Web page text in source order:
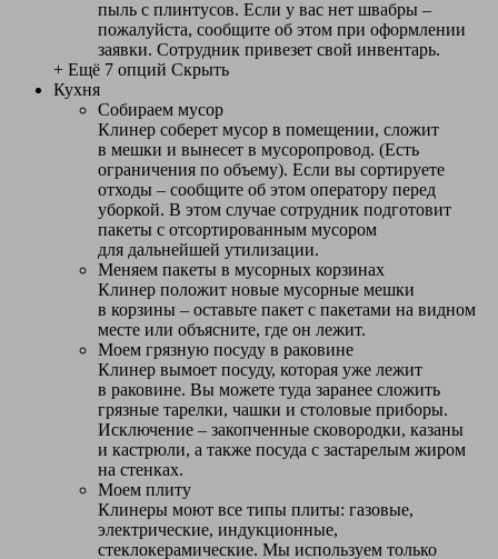
пыль с плинтусов. Если у вас нет швабры –
пожалуйста, сообщите об этом при оформлении
заявки. Сотрудник привезет свой инвентарь.
+ Ещё 7 опций Скрыть
Кухня
Собираем мусор
Клинер соберет мусор в помещении, сложит
в мешки и вынесет в мусоропровод. (Есть
ограничения по объему). Если вы сортируете
отходы – сообщите об этом оператору перед
уборкой. В этом случае сотрудник подготовит
пакеты с отсортированным мусором
для дальнейшей утилизации.
Меняем пакеты в мусорных корзинах
Клинер положит новые мусорные мешки
в корзины – оставьте пакет с пакетами на видном
месте или объясните, где он лежит.
Моем грязную посуду в раковине
Клинер вымоет посуду, которая уже лежит
в раковине. Вы можете туда заранее сложить
грязные тарелки, чашки и столовые приборы.
Исключение – закопченные сковородки, казаны
и кастрюли, а также посуда с застарелым жиром
на стенках.
Моем плиту
Клинеры моют все типы плиты: газовые,
электрические, индукционные,
стеклокерамические. Мы используем только